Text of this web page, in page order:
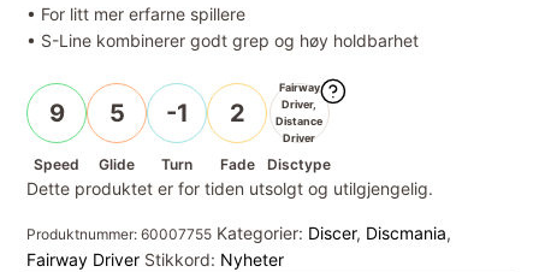
• For litt mer erfarne spillere
• S-Line kombinerer godt grep og høy holdbarhet
9
Speed
5
Glide
-1
Turn
2
Fade
Fairway
Driver,
Distance
Driver
Disctype
Dette produktet er for tiden utsolgt og utilgjengelig.
Produktnummer:60007755 Kategorier: Discer, Discmania,
Fairway Driver Stikkord: Nyheter